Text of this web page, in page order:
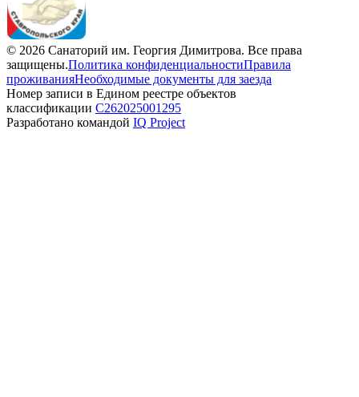
© 2026 Санаторий им. Георгия Димитрова. Все права
защищены.Политика конфиденциальностиПравила
проживанияНеобходимые документы для заезда
Номер записи в Едином реестре объектов
классификации С262025001295
Разработано командой IQ Project